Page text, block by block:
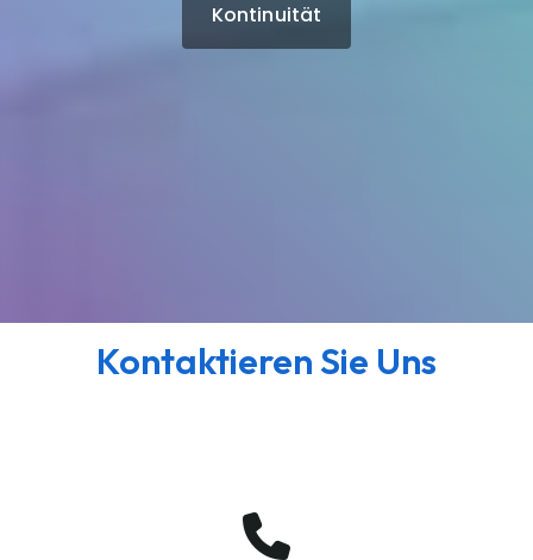
Kontinuität
Kontaktieren Sie Uns